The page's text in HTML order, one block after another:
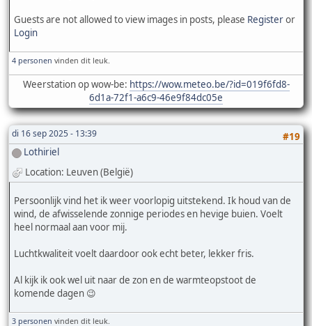
Guests are not allowed to view images in posts, please Registeror
Login
4 personen vinden dit leuk.
Weerstation op wow-be: https://wow.meteo.be/?id=019f6fd8-
6d1a-72f1-a6c9-46e9f84dc05e
di 16 sep 2025 - 13:39
#19
Lothiriel
Location: Leuven (België)
Persoonlijk vind het ik weer voorlopig uitstekend. Ik houd van de
wind, de afwisselende zonnige periodes en hevige buien. Voelt
heel normaal aan voor mij.
Luchtkwaliteit voelt daardoor ook echt beter, lekker fris.
Al kijk ik ook wel uit naar de zon en de warmteopstoot de
komende dagen 😉
3 personen vinden dit leuk.